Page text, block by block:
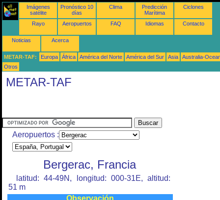
Imágenes
satélite
Pronóstico 10
días
Clima
Predicción
Marítima
Ciclones
Rayo Aeropuertos FAQ Idiomas Contacto
Noticias Acerca
METAR-TAF: Europa África América del Norte América del Sur Asia
Australia-
Otros
METAR-TAF
Aeropuertos :
Bergerac, Francia
latitud: 44-49N, longitud: 000-31E, altitud:
51 m
Observación